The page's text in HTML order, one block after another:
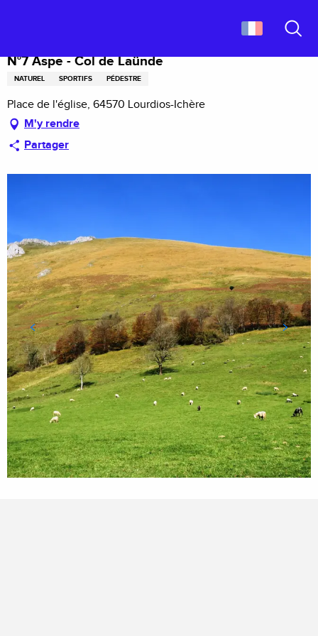
principal
N°7 Aspe - Col de Laünde
NATUREL SPORTIFS PÉDESTRE
Place de l'église, 64570 Lourdios-Ichère
M'y rendre
Partager